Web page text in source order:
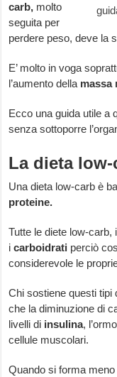
carb, molto
seguita per
perdere peso, deve la
E’ molto in voga
l’aumento della massa
Ecco una guida utile a
senza sottoporre
La dieta low-
Una dieta low-carb è
proteine.
Tutte le diete low-carb,
icarboidrati perciò
considerevole le
Chi sostiene questi tipi
che la diminuzione di
livelli di insulina,
cellule muscolari.
Quando si forma meno